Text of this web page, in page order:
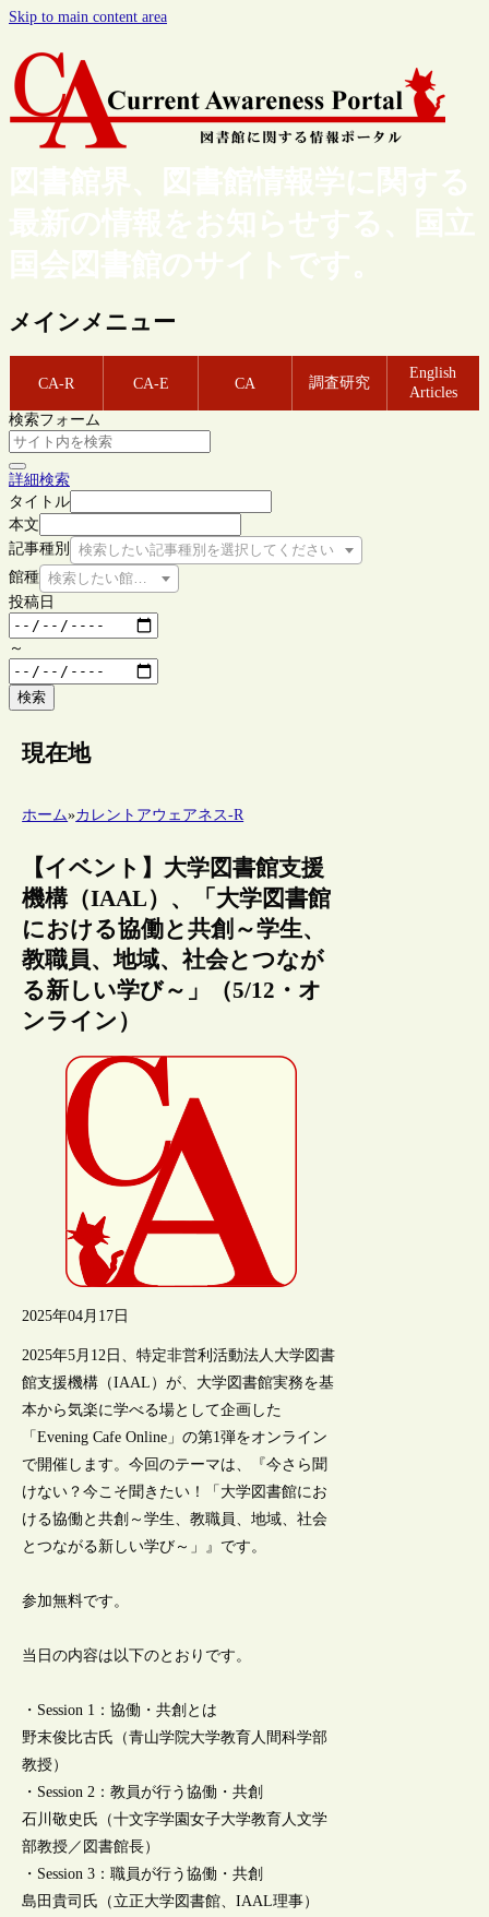
Skip to main content area
図書館界、図書館情報学に関する
最新の情報をお知らせする、国立
国会図書館のサイトです。
メインメニュー
CA-R CA-E CA 調査研究
English
Articles
検索フォーム
詳細検索
タイトル
本文
記事種別
検索したい記事種別を選択してください
館種 検索したい館種を選択してください
投稿日
～
検索
現在地
ホーム»カレントアウェアネス-R
【イベント】大学図書館支援
機構（IAAL）、「大学図書館
における協働と共創～学生、
教職員、地域、社会とつなが
る新しい学び～」（5/12・オ
ンライン）
2025年04月17日
2025年5月12日、特定非営利活動法人大学図書
館支援機構（IAAL）が、大学図書館実務を基
本から気楽に学べる場として企画した
「Evening Cafe Online」の第1弾をオンライン
で開催します。今回のテーマは、『今さら聞
けない？今こそ聞きたい！「大学図書館にお
ける協働と共創～学生、教職員、地域、社会
とつながる新しい学び～」』です。
参加無料です。
当日の内容は以下のとおりです。
・Session 1：協働・共創とは
野末俊比古氏（青山学院大学教育人間科学部
教授）
・Session 2：教員が行う協働・共創
石川敬史氏（十文字学園女子大学教育人文学
部教授／図書館長）
・Session 3：職員が行う協働・共創
島田貴司氏（立正大学図書館、IAAL理事）